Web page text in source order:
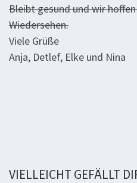
Bleibt gesund und wir
Wiedersehen.
Viele Grüße
Anja, Detlef, Elke und Nina
VIELLEICHT GEFÄLLT